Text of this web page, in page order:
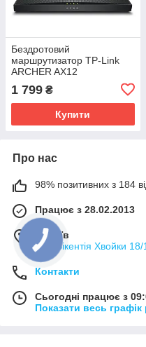
Бездротовий
маршрутизатор TP-Link
ARCHER AX12
1 799 ₴
Купити
Про нас
98% позитивних з 184
Працює з 28.02.2013
м. Київ
вул. Вікентія Хвойки
Контакти
Сьогодні працює з
Показати весь графік